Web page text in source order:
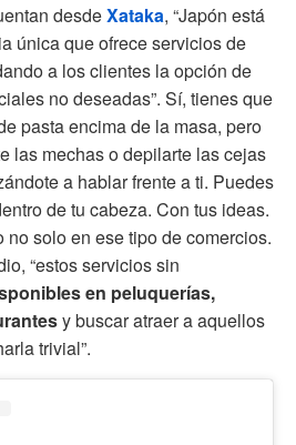
desdeXataka, “Japón está
única que ofrece servicios de
a los clientes la opción de
no deseadas”. Sí, tienes que
pasta encima de la masa, pero
las mechas o depilarte las cejas
a hablar frente a ti. Puedes
de tu cabeza. Con tus ideas.
no solo en ese tipo de comercios.
“estos servicios sin
en peluquerías,
y buscar atraer a aquellos
trivial”.